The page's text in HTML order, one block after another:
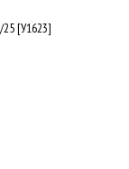
[У1623]